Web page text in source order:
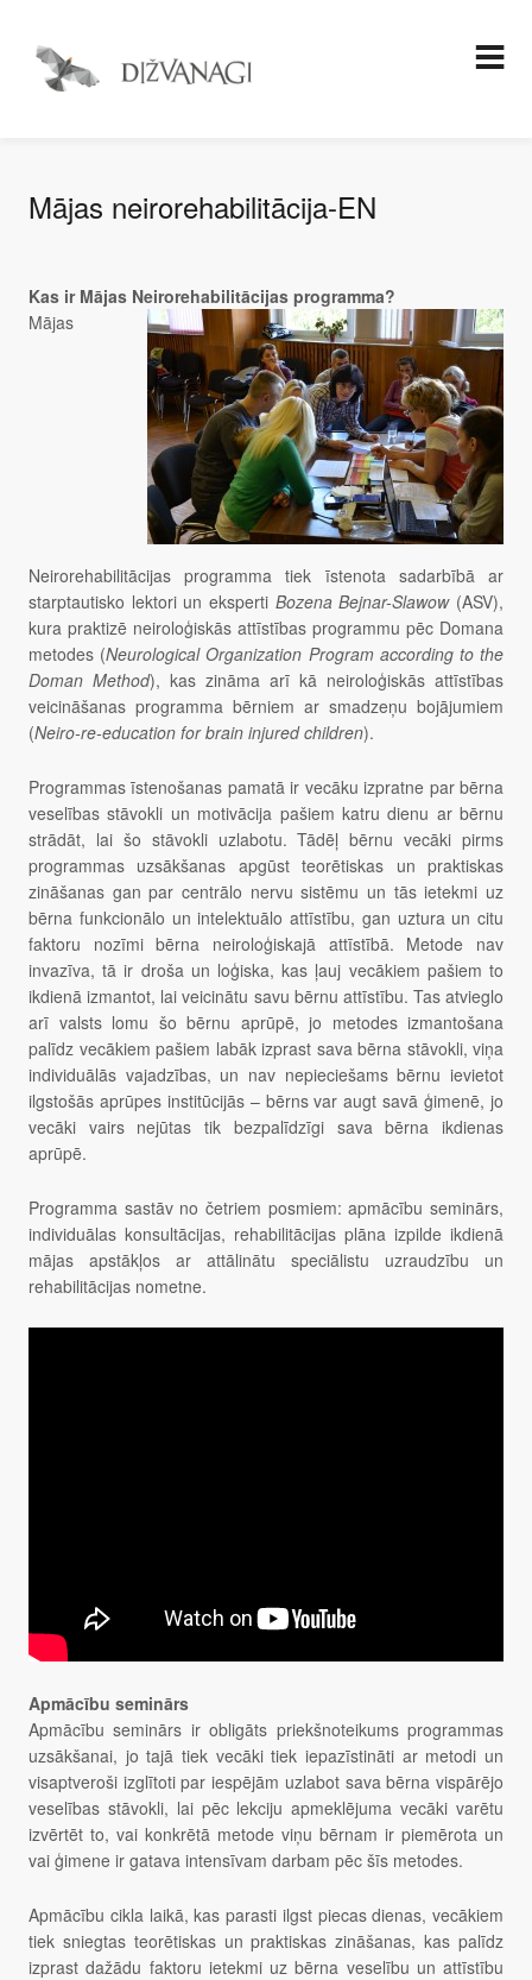
Mājas neirorehabilitācija-EN
Kas ir Mājas Neirorehabilitācijas programma?
Mājas
Neirorehabilitācijas programma tiek īstenota sadarbībā ar
starptautisko lektori un eksperti Bozena Bejnar-Slawow(ASV),
kura praktizē neiroloģiskās attīstības programmu pēc Domana
metodes (Neurological Organization Program according to the
Doman Method), kas zināma arī kā neiroloģiskās attīstības
veicināšanas programma bērniem ar smadzeņu bojājumiem
(Neiro-re-education for brain injured children).
Programmas īstenošanas pamatā ir vecāku izpratne par bērna
veselības stāvokli un motivācija pašiem katru dienu ar bērnu
strādāt, lai šo stāvokli uzlabotu. Tādēļ bērnu vecāki pirms
programmas uzsākšanas apgūst teorētiskas un praktiskas
zināšanas gan par centrālo nervu sistēmu un tās ietekmi uz
bērna funkcionālo un intelektuālo attīstību, gan uztura un citu
faktoru nozīmi bērna neiroloģiskajā attīstībā. Metode nav
invazīva, tā ir droša un loģiska, kas ļauj vecākiem pašiem to
ikdienā izmantot, lai veicinātu savu bērnu attīstību. Tas atvieglo
arī valsts lomu šo bērnu aprūpē, jo metodes izmantošana
palīdz vecākiem pašiem labāk izprast sava bērna stāvokli, viņa
individuālās vajadzības, un nav nepieciešams bērnu ievietot
ilgstošās aprūpes institūcijās – bērns var augt savā ģimenē, jo
vecāki vairs nejūtas tik bezpalīdzīgi sava bērna ikdienas
aprūpē.
Programma sastāv no četriem posmiem: apmācību seminārs,
individuālas konsultācijas, rehabilitācijas plāna izpilde ikdienā
mājas apstākļos ar attālinātu speciālistu uzraudzību un
rehabilitācijas nometne.
Apmācību seminārs
Apmācību seminārs ir obligāts priekšnoteikums programmas
uzsākšanai, jo tajā tiek vecāki tiek iepazīstināti ar metodi un
visaptveroši izglītoti par iespējām uzlabot sava bērna vispārējo
veselības stāvokli, lai pēc lekciju apmeklējuma vecāki varētu
izvērtēt to, vai konkrētā metode viņu bērnam ir piemērota un
vai ģimene ir gatava intensīvam darbam pēc šīs metodes.
Apmācību cikla laikā, kas parasti ilgst piecas dienas, vecākiem
tiek sniegtas teorētiskas un praktiskas zināšanas, kas palīdz
izprast dažādu faktoru ietekmi uz bērna veselību un attīstību